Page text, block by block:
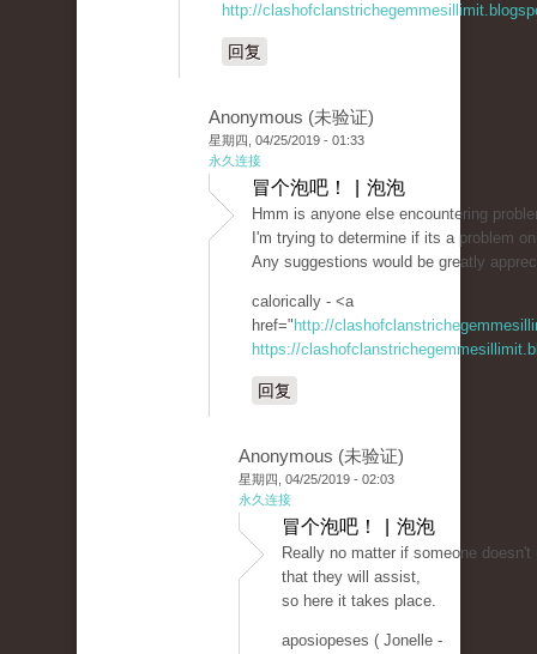
http://
回复
Anonymous (未验证)
星期四, 04/25/2019 - 01:33
永久连接
冒个泡吧！ | 泡泡
Hmm is anyone else encountering
I'm trying to determine if its a problem
Any suggestions would be greatly
calorically - <a
href=" http://
https://
回复
Anonymous (未验证)
星期四, 04/25/2019 - 02:03
永久连接
冒个泡吧！ | 泡泡
Really no matter if someone
that they will assist,
so here it takes place.
aposiopeses ( Jonelle -